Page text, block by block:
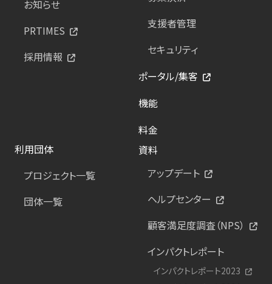
お知らせ
PRTIMES
採用情報
支援者管理
セキュリティ
ポータル/集客
機能
料金
利用団体
プロジェクト一覧
団体一覧
資料
アップデート
ヘルプセンター
顧客満足度調査（NPS）
インパクトレポート
インパクトレポート2023